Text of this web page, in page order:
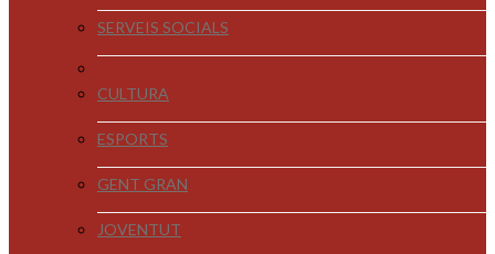
SERVEIS SOCIALS
CULTURA
ESPORTS
GENT GRAN
JOVENTUT